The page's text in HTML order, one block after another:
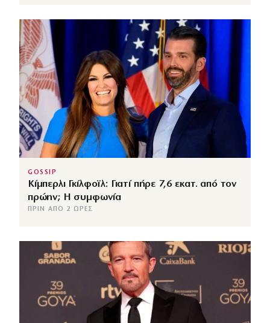
GOSSIP
Κίμπερλι Γκίλφοϊλ: Γιατί πήρε 7,6 εκατ. από τον
πρώην; Η συμφωνία
ΠΡΙΝ ΑΠΌ 2 ΏΡΕΣ